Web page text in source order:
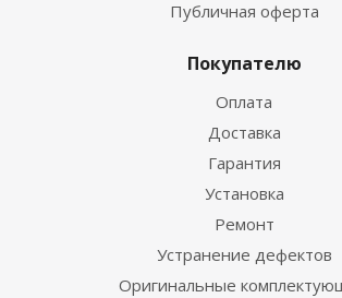
Публичная оферта
Покупателю
Оплата
Доставка
Гарантия
Установка
Ремонт
Устранение дефектов
Оригинальные